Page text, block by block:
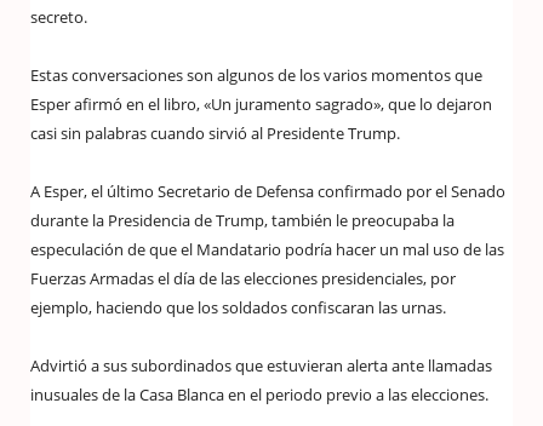
secreto.
Estas conversaciones son algunos de los varios momentos que
Esper afirmó en el libro, «Un juramento sagrado», que lo dejaron
casi sin palabras cuando sirvió al Presidente Trump.
A Esper, el último Secretario de Defensa confirmado por el Senado
durante la Presidencia de Trump, también le preocupaba la
especulación de que el Mandatario podría hacer un mal uso de las
Fuerzas Armadas el día de las elecciones presidenciales, por
ejemplo, haciendo que los soldados confiscaran las urnas.
Advirtió a sus subordinados que estuvieran alerta ante llamadas
inusuales de la Casa Blanca en el periodo previo a las elecciones.